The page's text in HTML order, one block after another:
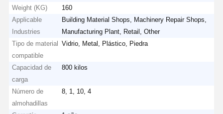
Weight (KG)
160
Applicable
Industries
Building Material Shops, Machinery Repair Shops,
Manufacturing Plant, Retail, Other
Tipo de material
compatible
Vidrio, Metal, Plástico, Piedra
Capacidad de
carga
800 kilos
Número de
almohadillas
8, 1, 10, 4